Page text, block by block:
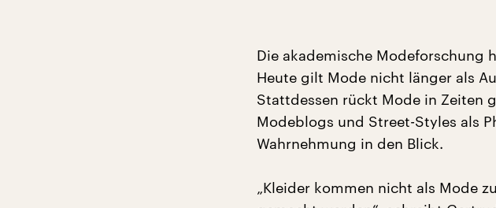
Die akademische Modeforschung
Heute gilt Mode nicht länger als
Stattdessen rückt Mode in Zeiten
Modeblogs und Street-Styles als
Wahrnehmung in den Blick.
„Kleider kommen nicht als Mode